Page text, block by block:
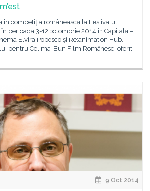
în competiţia românească la Festivalul
în perioada 3-12 octombrie 2014 în Capitală –
Elvira Popesco și Re:animation Hub.
pentru Cel mai Bun Film Românesc, oferit
9 Oct 2014